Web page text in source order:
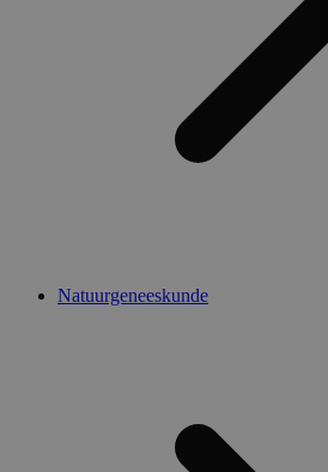
Natuurgeneeskunde